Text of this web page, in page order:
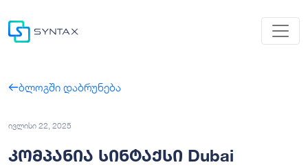
ბლოგში დაბრუნება
ივლისი 22, 2025
კომპანია სინტაქსი Dubai